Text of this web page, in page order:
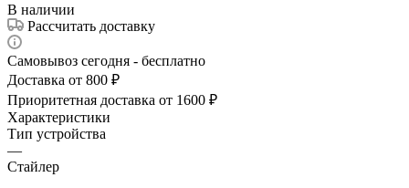
В наличии
Рассчитать доставку
Самовывоз сегодня - бесплатно
Доставка от 800 ₽
Приоритетная доставка от 1600 ₽
Характеристики
Тип устройства
—
Стайлер